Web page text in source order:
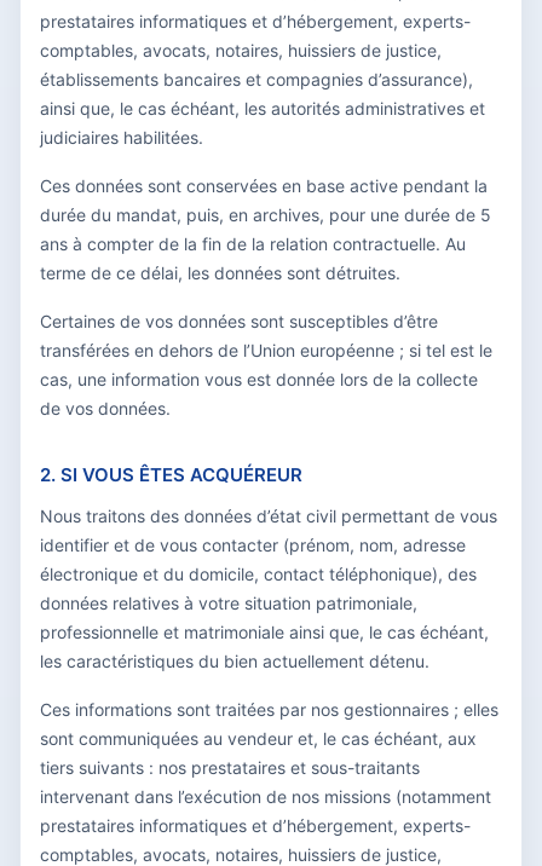
prestataires informatiques et d’hébergement, experts-
comptables, avocats, notaires, huissiers de justice,
établissements bancaires et compagnies d’assurance),
ainsi que, le cas échéant, les autorités administratives et
judiciaires habilitées.
Ces données sont conservées en base active pendant la
durée du mandat, puis, en archives, pour une durée de 5
ans à compter de la fin de la relation contractuelle. Au
terme de ce délai, les données sont détruites.
Certaines de vos données sont susceptibles d’être
transférées en dehors de l’Union européenne ; si tel est le
cas, une information vous est donnée lors de la collecte
de vos données.
2. SI VOUS ÊTES ACQUÉREUR
Nous traitons des données d’état civil permettant de vous
identifier et de vous contacter (prénom, nom, adresse
électronique et du domicile, contact téléphonique), des
données relatives à votre situation patrimoniale,
professionnelle et matrimoniale ainsi que, le cas échéant,
les caractéristiques du bien actuellement détenu.
Ces informations sont traitées par nos gestionnaires ; elles
sont communiquées au vendeur et, le cas échéant, aux
tiers suivants : nos prestataires et sous-traitants
intervenant dans l’exécution de nos missions (notamment
prestataires informatiques et d’hébergement, experts-
comptables, avocats, notaires, huissiers de justice,